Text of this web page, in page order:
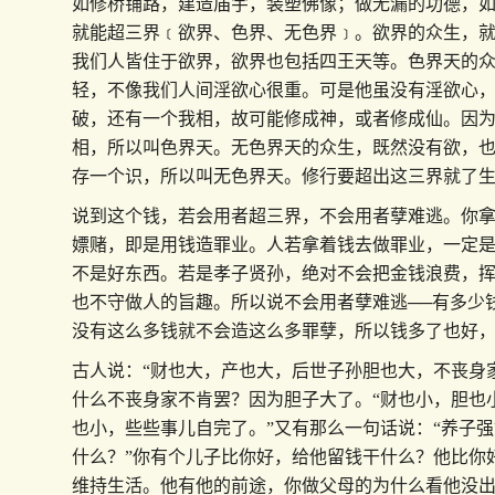
如修桥铺路，建造庙宇，装塑佛像；做无漏的功德，
就能超三界﹝欲界、色界、无色界﹞。欲界的众生，
我们人皆住于欲界，欲界也包括四王天等。色界天的
轻，不像我们人间淫欲心很重。可是他虽没有淫欲心
破，还有一个我相，故可能修成神，或者修成仙。因
相，所以叫色界天。无色界天的众生，既然没有欲，
存一个识，所以叫无色界天。修行要超出这三界就了
说到这个钱，若会用者超三界，不会用者孽难逃。你
嫖赌，即是用钱造罪业。人若拿着钱去做罪业，一定
不是好东西。若是孝子贤孙，绝对不会把金钱浪费，
也不守做人的旨趣。所以说不会用者孽难逃──有多少
没有这么多钱就不会造这么多罪孽，所以钱多了也好
古人说：“财也大，产也大，后世子孙胆也大，不丧身
什么不丧身家不肯罢？因为胆子大了。“财也小，胆也
也小，些些事儿自完了。”又有那么一句话说：“养子
什么？”你有个儿子比你好，给他留钱干什么？他比你
维持生活。他有他的前途，你做父母的为什么看他没